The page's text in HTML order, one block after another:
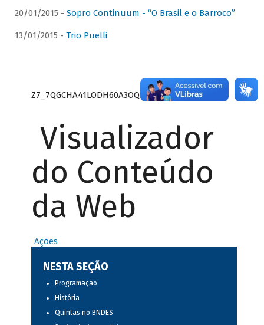
20/01/2015 - Sopro Continuum - “O Brasil e o Barroco”
13/01/2015 - Trio Puelli
Z7_7QGCHA41LODH60A3OQA8RN1415
Visualizador
do Conteúdo
da Web
Ações
NESTA SEÇÃO
Programação
História
Quintas no BNDES